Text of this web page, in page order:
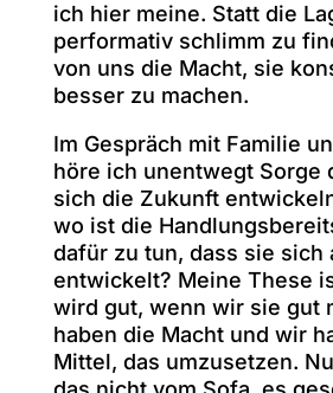
ich hier meine. Statt die
performativ schlimm zu
von uns die Macht, sie
besser zu machen.
Im Gespräch mit Familie
höre ich unentwegt Sorge
sich die Zukunft
wo ist die
dafür zu tun, dass sie sich
entwickelt? Meine These
wird gut, wenn wir sie gut
haben die Macht und wir
Mittel, das umzusetzen.